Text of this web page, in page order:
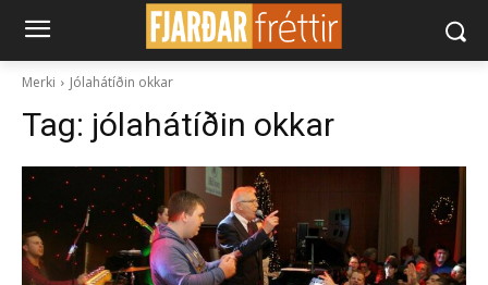
Merki Jólahátíðin okkar
Tag: jólahátíðin okkar